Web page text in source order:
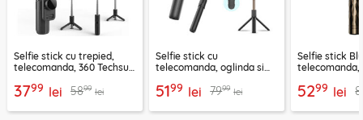
Selfie stick cu trepied,
telecomanda, 360 Techsuit
3799 lei 5899 lei
Selfie stick cu
telecomanda, oglinda si
5199 lei 7999 lei
Selfie stick
telecomanda,
5299 lei